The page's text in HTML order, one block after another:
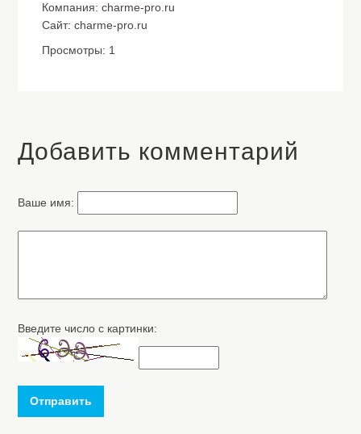
Компания: charme-pro.ru
Сайт: charme-pro.ru
Просмотры: 1
Добавить комментарий
Ваше имя:
Введите число с картинки:
Отправить